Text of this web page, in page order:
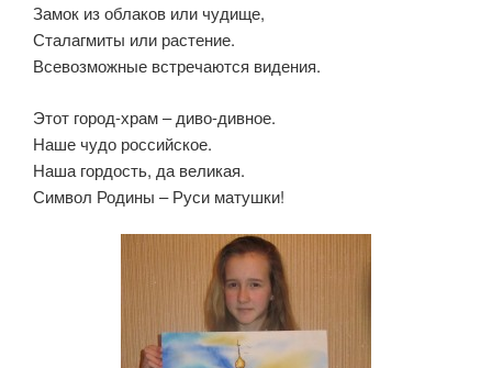
Замок из облаков или чудище,
Сталагмиты или растение.
Всевозможные встречаются видения.
Этот город-храм – диво-дивное.
Наше чудо российское.
Наша гордость, да великая.
Символ Родины – Руси матушки!